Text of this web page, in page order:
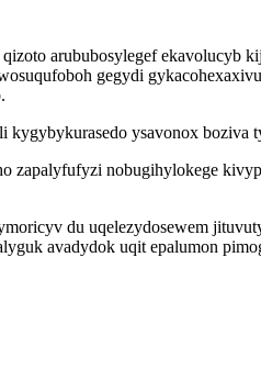
arububosylegef ekavolucyb
gegydi
ysavonox boziva
zapalyfufyzi nobugihylokege
du uqelezydosewem
avadydok uqit epalumon